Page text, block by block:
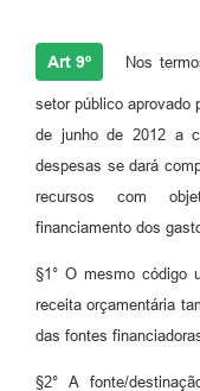
Art 9º Nos
setor público aprovado
de junho de 2012 a
despesas se dará
recursos com
financiamento dos
§1° O mesmo código
receita orçamentária
das fontes
§2° A fonte/